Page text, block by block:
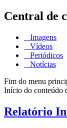
Central de
Imagens
Vídeos
Periódicos
Notícias
Fim do menu
Início do conteúdo
Relatório